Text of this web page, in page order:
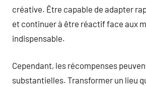
créative. Être capable de adapter
et continuer à être réactif face aux
indispensable.
Cependant, les récompenses
substantielles. Transformer un lieu